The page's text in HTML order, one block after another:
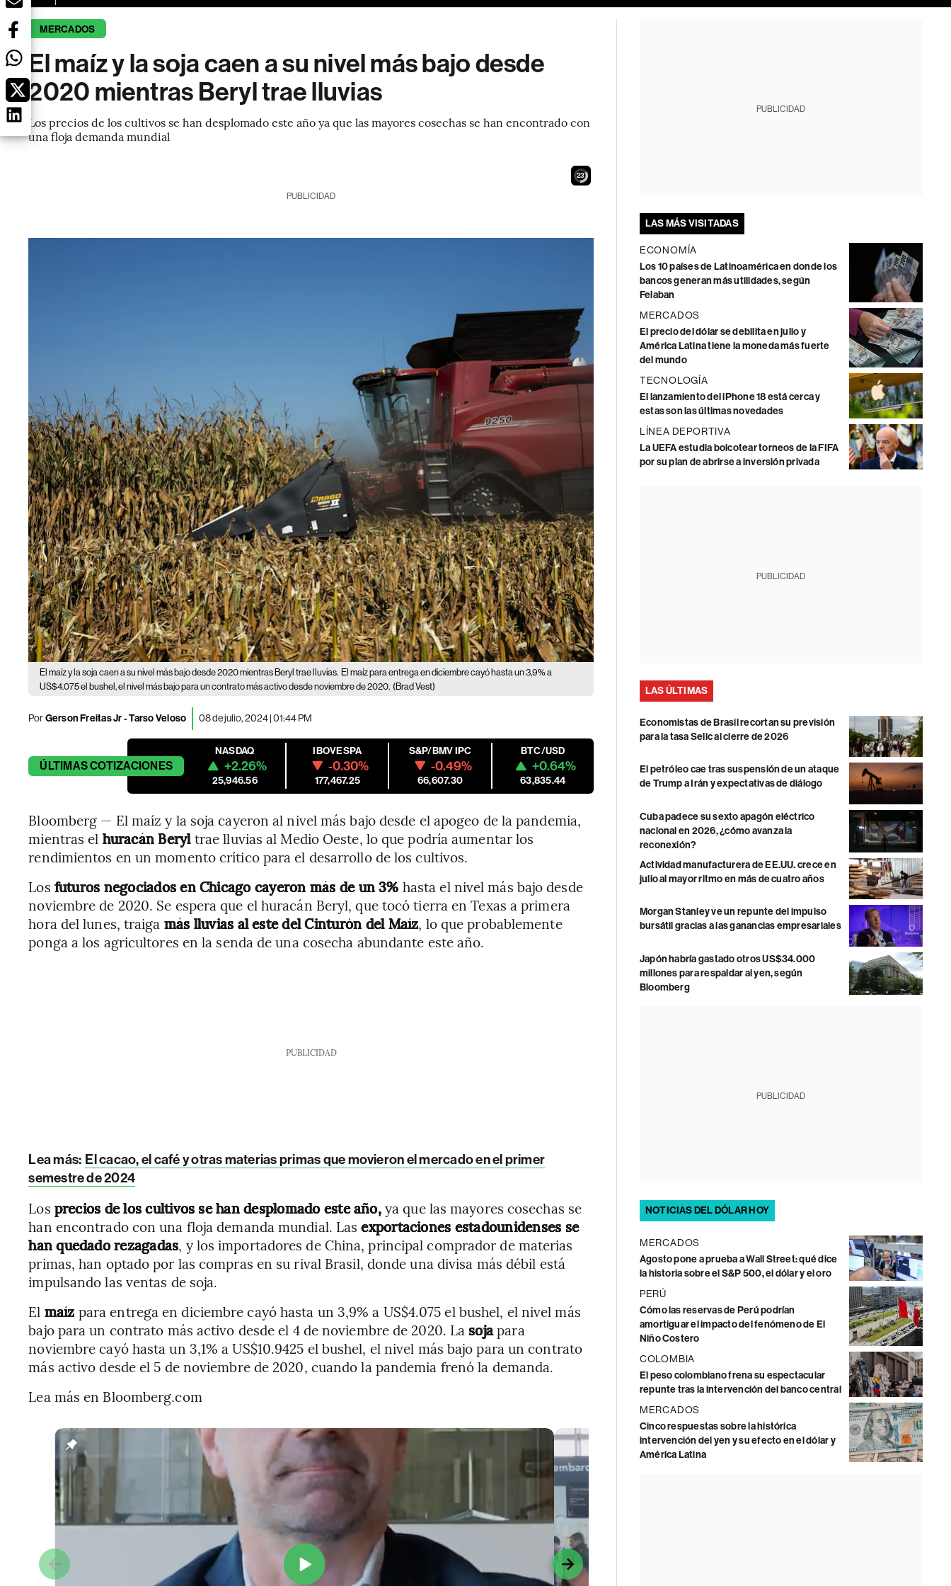
MERCADOS
El maíz y la soja caen a su nivel más bajo desde
2020 mientras Beryl trae lluvias
Los precios de los cultivos se han desplomado este año ya que las mayores cosechas se han encontrado con
una floja demanda mundial
21
PUBLICIDAD
El maíz y la soja caen a su nivel más bajo desde 2020 mientras Beryl trae lluvias. El maíz para entrega en diciembre cayó hasta un 3,9% a
US$4.075 el bushel, el nivel más bajo para un contrato más activo desde noviembre de 2020. (Brad Vest)
PorGerson Freitas Jr - Tarso Veloso 08 de julio, 2024 | 01:44 PM
ÚLTIMASCOTIZACIONES
NASDAQ
+2.26%
25,946.56
IBOVESPA
-0.30%
177,467.25
S&P/BMV IPC
-0.49%
66,607.30
BTC/USD
+0.64%
63,835.44
Bloomberg — El maíz y la soja cayeron al nivel más bajo desde el apogeo de la pandemia,
mientras el huracán Beryltrae lluvias al Medio Oeste, lo que podría aumentar los
rendimientos en un momento crítico para el desarrollo de los cultivos.
Los futuros negociados en Chicago cayeron más de un 3% hasta el nivel más bajo desde
noviembre de 2020. Se espera que el huracán Beryl, que tocó tierra en Texas a primera
hora del lunes, traiga más lluvias al este del Cinturón del Maíz, lo que probablemente
ponga a los agricultores en la senda de una cosecha abundante este año.
PUBLICIDAD
Lea más: El cacao, el café y otras materias primas que movieron el mercado en el primer
semestre de 2024
Los precios de los cultivos se han desplomado este año,ya que las mayores cosechas se
han encontrado con una floja demanda mundial. Lasexportaciones estadounidenses se
han quedado rezagadas, y los importadores de China, principal comprador de materias
primas, han optado por las compras en su rival Brasil, donde una divisa más débil está
impulsando las ventas de soja.
El maíz para entrega en diciembre cayó hasta un 3,9% a US$4.075 el bushel, el nivel más
bajo para un contrato más activo desde el 4 de noviembre de 2020. La sojapara
noviembre cayó hasta un 3,1% a US$10.9425 el bushel, el nivel más bajo para un contrato
más activo desde el 5 de noviembre de 2020, cuando la pandemia frenó la demanda.
Lea más en Bloomberg.com
PUBLICIDAD
LAS MÁS VISITADAS
ECONOMÍA
Los 10 países de Latinoamérica en donde los
bancos generan más utilidades, según
Felaban
MERCADOS
El precio del dólar se debilita en julio y
América Latina tiene la moneda más fuerte
del mundo
TECNOLOGÍA
El lanzamiento del iPhone 18 está cerca y
estas son las últimas novedades
LÍNEA DEPORTIVA
La UEFA estudia boicotear torneos de la FIFA
por su plan de abrirse a inversión privada
PUBLICIDAD
LAS ÚLTIMAS
Economistas de Brasil recortan su previsión
para la tasa Selic al cierre de 2026
El petróleo cae tras suspensión de un ataque
de Trump a Irán y expectativas de diálogo
Cuba padece su sexto apagón eléctrico
nacional en 2026, ¿cómo avanza la
reconexión?
Actividad manufacturera de EE.UU. crece en
julio al mayor ritmo en más de cuatro años
Morgan Stanley ve un repunte del impulso
bursátil gracias a las ganancias empresariales
Japón habría gastado otros US$34.000
millones para respaldar al yen, según
Bloomberg
PUBLICIDAD
NOTICIAS DEL DÓLAR HOY
MERCADOS
Agosto pone a prueba a Wall Street: qué dice
la historia sobre el S&P 500, el dólar y el oro
PERÚ
Cómo las reservas de Perú podrían
amortiguar el impacto del fenómeno de El
Niño Costero
COLOMBIA
El peso colombiano frena su espectacular
repunte tras la intervención del banco central
MERCADOS
Cinco respuestas sobre la histórica
intervención del yen y su efecto en el dólar y
América Latina